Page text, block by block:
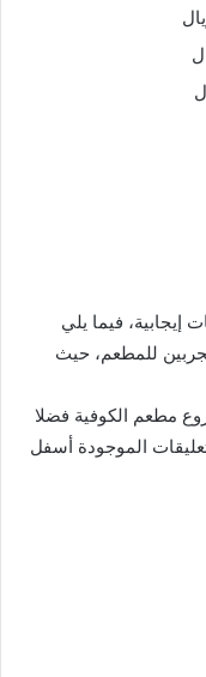
فيما يلي
للمطعم، حيث
مطعم الكوفية فضلا
الموجودة أسفل